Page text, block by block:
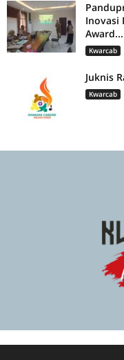
Inovasi
Award...
Kwarcab
Juknis
Kwarcab